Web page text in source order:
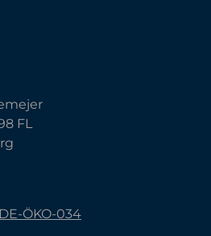
FL
ÖKO-034